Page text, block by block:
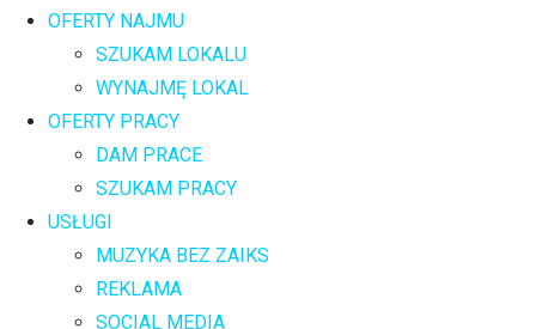
OFERTY NAJMU
SZUKAM LOKALU
WYNAJMĘ LOKAL
OFERTY PRACY
DAM PRACE
SZUKAM PRACY
USŁUGI
MUZYKA BEZ ZAIKS
REKLAMA
SOCIAL MEDIA